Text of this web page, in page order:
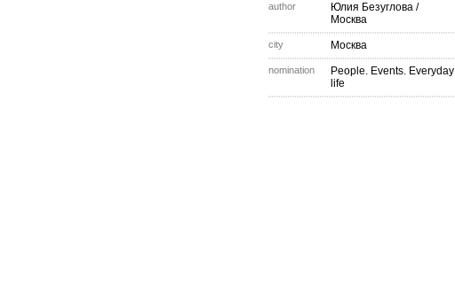
author Юлия Безуглова /
Москва
city Москва
nomination
People. Events. Everyday
life